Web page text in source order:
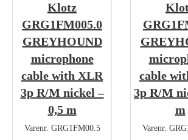
Klotz
GRG1FM005.0
GREYHOUND
microphone
cable with XLR
3p R/M nickel –
0,5 m
Varenr. GRG1FM00.5
cable
3p R/M
m
Varenr.